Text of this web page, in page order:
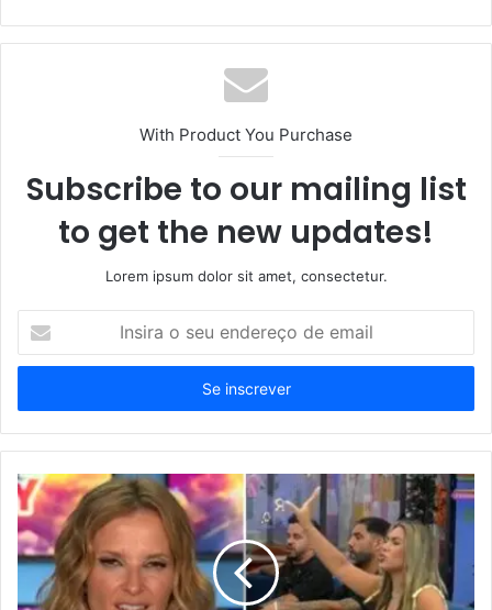
With Product You Purchase
Subscribe to our mailing list
to get the new updates!
Lorem ipsum dolor sit amet, consectetur.
seu
de
email